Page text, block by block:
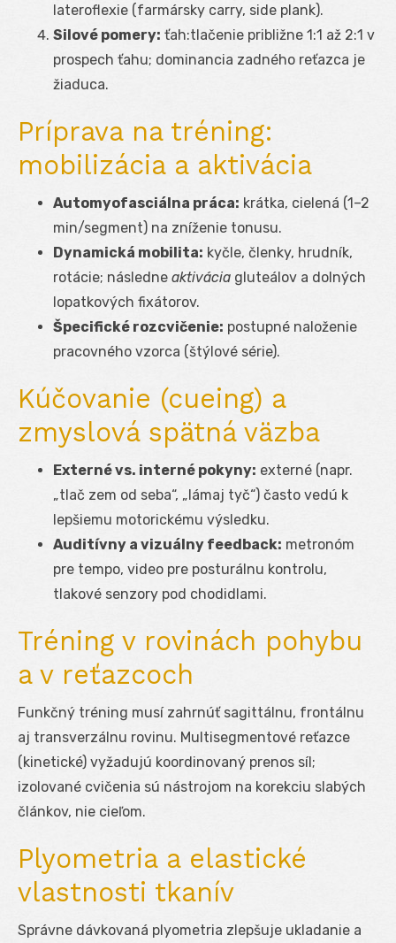
lateroflexie (farmársky carry, side plank).
Silové pomery: ťah:tlačenie približne 1:1 až 2:1 v
prospech ťahu; dominancia zadného reťazca je
žiaduca.
Príprava na tréning:
mobilizácia a aktivácia
Automyofasciálna práca: krátka, cielená (1–2
min/segment) na zníženie tonusu.
Dynamická mobilita: kyčle, členky, hrudník,
rotácie; následne aktivácia gluteálov a dolných
lopatkových fixátorov.
Špecifické rozcvičenie: postupné naloženie
pracovného vzorca (štýlové série).
Kúčovanie (cueing) a
zmyslová spätná väzba
Externé vs. interné pokyny: externé (napr.
„tlač zem od seba“, „lámaj tyč“) často vedú k
lepšiemu motorickému výsledku.
Auditívny a vizuálny feedback: metronóm
pre tempo, video pre posturálnu kontrolu,
tlakové senzory pod chodidlami.
Tréning v rovinách pohybu
a v reťazcoch
Funkčný tréning musí zahrnúť sagittálnu, frontálnu
aj transverzálnu rovinu. Multisegmentové reťazce
(kinetické) vyžadujú koordinovaný prenos síl;
izolované cvičenia sú nástrojom na korekciu slabých
článkov, nie cieľom.
Plyometria a elastické
vlastnosti tkanív
Správne dávkovaná plyometria zlepšuje ukladanie a